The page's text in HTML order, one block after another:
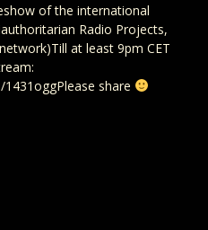
of the international
Radio Projects,
at least 9pm CET
share